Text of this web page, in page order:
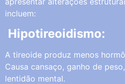
incluem:
Hipotireoidismo:
A tireoide produz menos
Causa cansaço, ganho de
lentidão mental.